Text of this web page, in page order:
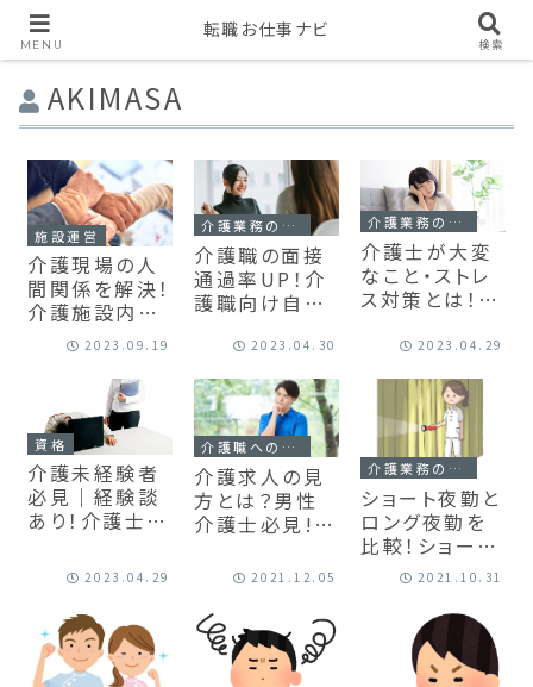
AKIMASA
施設運営
介護現場の人
間関係を解決！
介護施設内の
人間関係を良
くするマネジメ
ント術5選
2023.09.19
介護業務の悩み
介護職の面接
通過率UP！介
護職向け自己
合格対策2023.04.30
介護業務の悩み
介護士が大変
なこと・ストレ
ス対策とは！？
３STEP！2023.04.29
資格
介護未経験者
必見｜経験談
あり！介護士・
しんどかったこ
と5選
2023.04.29
介護職への転職・就職
介護求人の見
方とは？男性
介護士必見!!
見るべき6つの
2021.12.05
介護業務の悩み
ショート夜勤と
ロング夜勤を
比較！ショート
夜勤とロング
夜勤の夜勤明
けの過ごし方
の違い
2021.10.31
MENU
転職お仕事ナビ
検索